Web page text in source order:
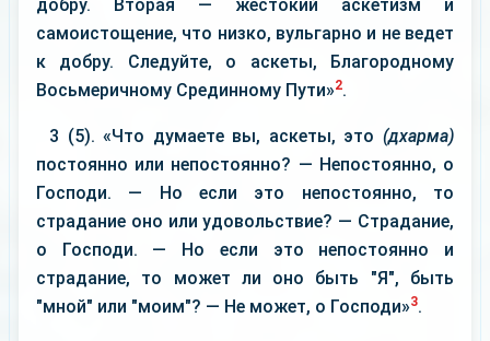
добру. Вторая — жестокий аскетизм и
самоистощение, что низко, вульгарно и не ведет
к добру. Следуйте, о аскеты, Благородному
Восьмеричному Срединному Пути»2.
3 (5). «Что думаете вы, аскеты, это (дхарма)
постоянно или непостоянно? — Непостоянно, о
Господи. — Но если это непостоянно, то
страдание оно или удовольствие? — Страдание,
о Господи. — Но если это непостоянно и
страдание, то может ли оно быть "Я", быть
"мной" или "моим"? — Не может, о Господи»3.